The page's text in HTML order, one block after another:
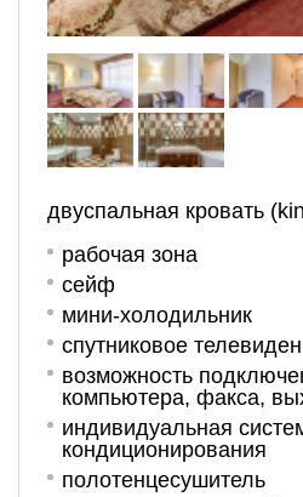
двуспальная кровать
рабочая зона
сейф
мини-холодильник
спутниковое
возможность
компьютера, факса,
индивидуальная
кондиционирования
полотенцесушитель